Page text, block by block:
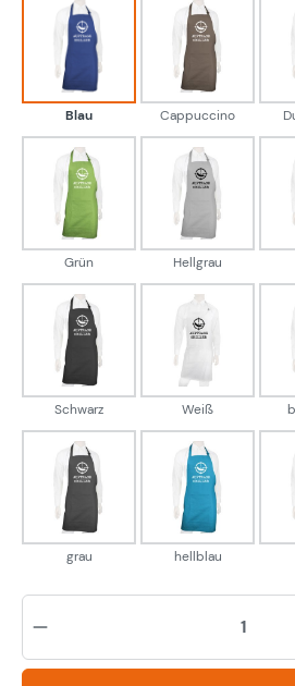
Blau
Blau
Cappuccino
Cappuccino
Grün
Grün
Hellgrau
Hellgrau
Schwarz
Schwarz
Weiß
Weiß
grau
grau
hellblau
hellblau